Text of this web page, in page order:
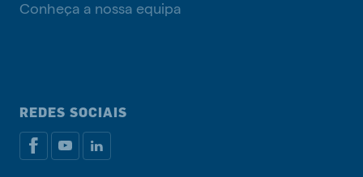
Conheça a nossa equipa
REDES SOCIAIS